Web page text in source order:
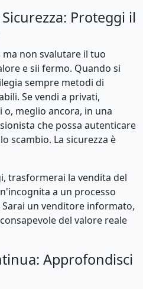
Proteggi il
non svalutare il tuo
e sii fermo. Quando si
sempre metodi di
Se vendi a privati,
meglio ancora, in una
che possa autenticare
scambio. La sicurezza è
trasformerai la vendita del
a un processo
un venditore informato,
del valore reale
Approfondisci